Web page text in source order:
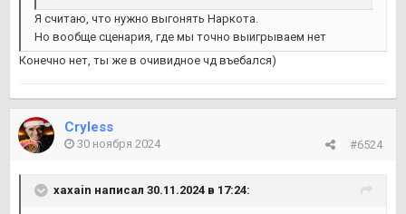
Я считаю, что нужно выгонять Наркота.
Но вообще сценария, где мы точно выигрываем нет
Конечно нет, ты же в очивидное чд въебался)
Cryless
#6524
30 ноября 2024
xaxain написал 30.11.2024 в 17:24: